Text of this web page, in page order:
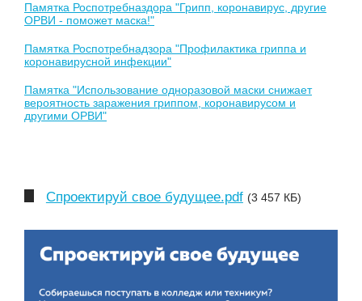
Памятка Роспотребназдора "Грипп, коронавирус, другие
ОРВИ - поможет маска!"
Памятка Роспотребнадзора "Профилактика гриппа и
коронавирусной инфекции"
Памятка "Использование одноразовой маски снижает
вероятность заражения гриппом, коронавирусом и
другими ОРВИ"
Спроектируй свое будущее.pdf (3 457 КБ)